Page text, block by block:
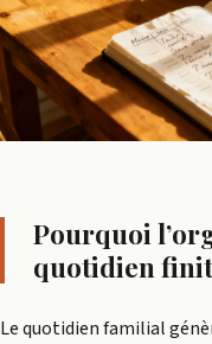
Pourquoi
quotidien
Le quotidien familial